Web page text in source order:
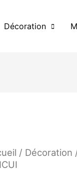
Décoration
/ Décoration